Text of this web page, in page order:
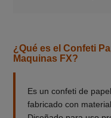
¿Qué es el Confeti
Maquinas FX?
Es un confeti de
fabricado con material